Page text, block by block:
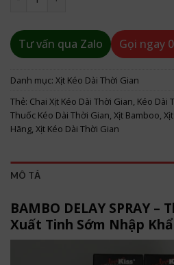
Tư vấn qua Zalo Gọi ngay
Danh mục: Xịt Kéo Dài Thời Gian
Thẻ: Chai Xịt Kéo Dài Thời Gian, Kéo Dài
Thuốc Kéo Dài Thời Gian, Xịt Bamboo,
Hãng, Xịt Kéo Dài Thời Gian
MÔ TẢ
BAMBO DELAY SPRAY –
Xuất Tinh Sớm Nhập